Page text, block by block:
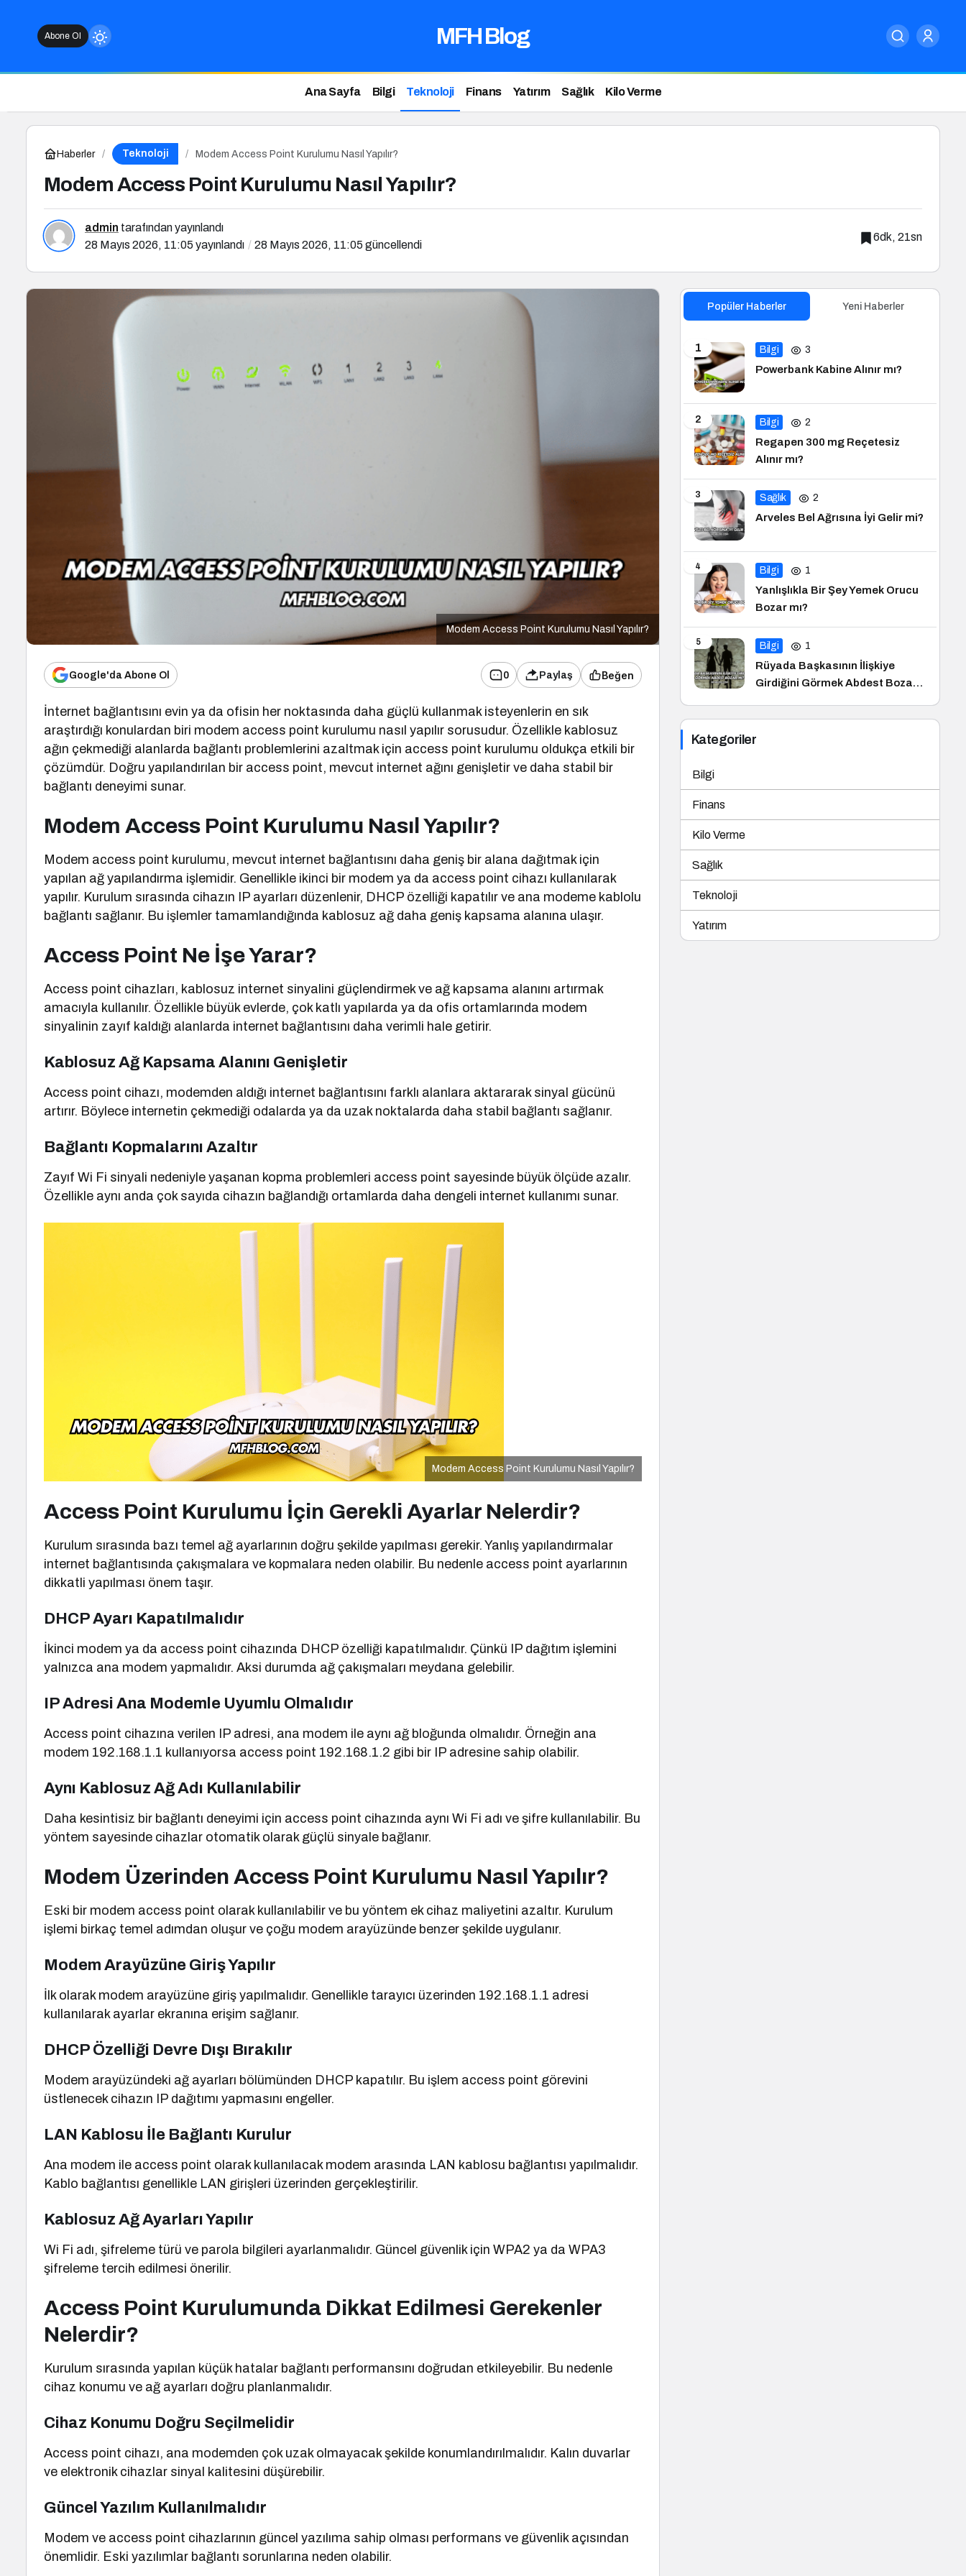
Abone Ol
seçin.
MFH Blog
Ana Sayfa Bilgi Teknoloji Finans Yatırım Sağlık Kilo Verme
Haberler Teknoloji Modem Access Point Kurulumu Nasıl Yapılır?
Modem Access Point Kurulumu Nasıl Yapılır?
admin tarafından yayınlandı
28 Mayıs 2026, 11:05 yayınlandı 28 Mayıs 2026, 11:05 güncellendi
6dk, 21sn
Modem Access Point Kurulumu Nasıl Yapılır?
Google'da Abone Ol 0 Paylaş Beğen
İnternet bağlantısını evin ya da ofisin her noktasında daha güçlü kullanmak isteyenlerin en sık
araştırdığı konulardan biri modem access point kurulumu nasıl yapılır sorusudur. Özellikle kablosuz
ağın çekmediği alanlarda bağlantı problemlerini azaltmak için access point kurulumu oldukça etkili bir
çözümdür. Doğru yapılandırılan bir access point, mevcut internet ağını genişletir ve daha stabil bir
bağlantı deneyimi sunar.
Modem Access Point Kurulumu Nasıl Yapılır?
Modem access point kurulumu, mevcut internet bağlantısını daha geniş bir alana dağıtmak için
yapılan ağ yapılandırma işlemidir. Genellikle ikinci bir modem ya da access point cihazı kullanılarak
yapılır. Kurulum sırasında cihazın IP ayarları düzenlenir, DHCP özelliği kapatılır ve ana modeme kablolu
bağlantı sağlanır. Bu işlemler tamamlandığında kablosuz ağ daha geniş kapsama alanına ulaşır.
Access Point Ne İşe Yarar?
Access point cihazları, kablosuz internet sinyalini güçlendirmek ve ağ kapsama alanını artırmak
amacıyla kullanılır. Özellikle büyük evlerde, çok katlı yapılarda ya da ofis ortamlarında modem
sinyalinin zayıf kaldığı alanlarda internet bağlantısını daha verimli hale getirir.
Kablosuz Ağ Kapsama Alanını Genişletir
Access point cihazı, modemden aldığı internet bağlantısını farklı alanlara aktararak sinyal gücünü
artırır. Böylece internetin çekmediği odalarda ya da uzak noktalarda daha stabil bağlantı sağlanır.
Bağlantı Kopmalarını Azaltır
Zayıf Wi Fi sinyali nedeniyle yaşanan kopma problemleri access point sayesinde büyük ölçüde azalır.
Özellikle aynı anda çok sayıda cihazın bağlandığı ortamlarda daha dengeli internet kullanımı sunar.
Modem Access Point Kurulumu Nasıl Yapılır?
Access Point Kurulumu İçin Gerekli Ayarlar Nelerdir?
Kurulum sırasında bazı temel ağ ayarlarının doğru şekilde yapılması gerekir. Yanlış yapılandırmalar
internet bağlantısında çakışmalara ve kopmalara neden olabilir. Bu nedenle access point ayarlarının
dikkatli yapılması önem taşır.
DHCP Ayarı Kapatılmalıdır
İkinci modem ya da access point cihazında DHCP özelliği kapatılmalıdır. Çünkü IP dağıtım işlemini
yalnızca ana modem yapmalıdır. Aksi durumda ağ çakışmaları meydana gelebilir.
IP Adresi Ana Modemle Uyumlu Olmalıdır
Access point cihazına verilen IP adresi, ana modem ile aynı ağ bloğunda olmalıdır. Örneğin ana
modem 192.168.1.1 kullanıyorsa access point 192.168.1.2 gibi bir IP adresine sahip olabilir.
Aynı Kablosuz Ağ Adı Kullanılabilir
Daha kesintisiz bir bağlantı deneyimi için access point cihazında aynı Wi Fi adı ve şifre kullanılabilir. Bu
yöntem sayesinde cihazlar otomatik olarak güçlü sinyale bağlanır.
Modem Üzerinden Access Point Kurulumu Nasıl Yapılır?
Eski bir modem access point olarak kullanılabilir ve bu yöntem ek cihaz maliyetini azaltır. Kurulum
işlemi birkaç temel adımdan oluşur ve çoğu modem arayüzünde benzer şekilde uygulanır.
Modem Arayüzüne Giriş Yapılır
İlk olarak modem arayüzüne giriş yapılmalıdır. Genellikle tarayıcı üzerinden 192.168.1.1 adresi
kullanılarak ayarlar ekranına erişim sağlanır.
DHCP Özelliği Devre Dışı Bırakılır
Modem arayüzündeki ağ ayarları bölümünden DHCP kapatılır. Bu işlem access point görevini
üstlenecek cihazın IP dağıtımı yapmasını engeller.
LAN Kablosu İle Bağlantı Kurulur
Ana modem ile access point olarak kullanılacak modem arasında LAN kablosu bağlantısı yapılmalıdır.
Kablo bağlantısı genellikle LAN girişleri üzerinden gerçekleştirilir.
Kablosuz Ağ Ayarları Yapılır
Wi Fi adı, şifreleme türü ve parola bilgileri ayarlanmalıdır. Güncel güvenlik için WPA2 ya da WPA3
şifreleme tercih edilmesi önerilir.
Access Point Kurulumunda Dikkat Edilmesi Gerekenler
Nelerdir?
Kurulum sırasında yapılan küçük hatalar bağlantı performansını doğrudan etkileyebilir. Bu nedenle
cihaz konumu ve ağ ayarları doğru planlanmalıdır.
Cihaz Konumu Doğru Seçilmelidir
Access point cihazı, ana modemden çok uzak olmayacak şekilde konumlandırılmalıdır. Kalın duvarlar
ve elektronik cihazlar sinyal kalitesini düşürebilir.
Güncel Yazılım Kullanılmalıdır
Modem ve access point cihazlarının güncel yazılıma sahip olması performans ve güvenlik açısından
önemlidir. Eski yazılımlar bağlantı sorunlarına neden olabilir.
Popüler Haberler Yeni Haberler
1 Bilgi 3
Powerbank Kabine Alınır mı?
2 Bilgi 2
Regapen 300 mg Reçetesiz
Alınır mı?
3 Sağlık 2
Arveles Bel Ağrısına İyi Gelir mi?
4 Bilgi 1
Yanlışlıkla Bir Şey Yemek Orucu
Bozar mı?
5 Bilgi 1
Rüyada Başkasının İlişkiye
Girdiğini Görmek Abdest Bozar
Kategoriler
Bilgi
Finans
Kilo Verme
Sağlık
Teknoloji
Yatırım